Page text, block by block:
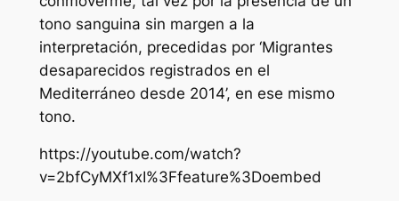
tono sanguina sin margen a la
interpretación, precedidas por ‘Migrantes
desaparecidos registrados en el
Mediterráneo desde 2014’, en ese mismo
tono.
https://youtube.com/watch?
v=2bfCyMXf1xI%3Ffeature%3Doembed